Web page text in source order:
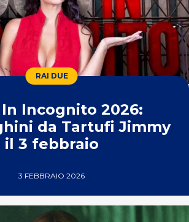
RAI DUE
In Incognito 2026:
da Tartufi Jimmy
il 3 febbraio
3 FEBBRAIO 2026